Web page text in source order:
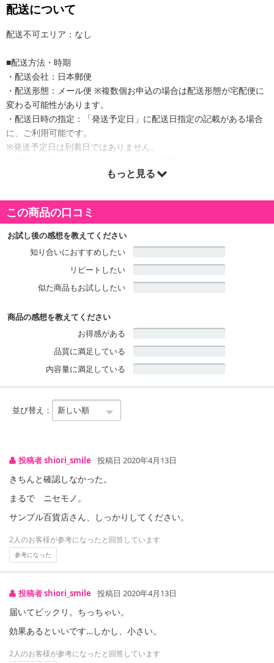
配送について
配送不可エリア：なし
■配送方法・時期
・配送会社：日本郵便
・配送形態：メール便 ※複数個お申込の場合は配送形態が宅配便に
変わる可能性があります。
・配送日時の指定：「発送予定日」に配送日指定の記載がある場合
に、ご利用可能です。
※発送予定日は到着日ではありません。
商品詳細
ヒト遺伝子組換のEGFがついに登場しました。
ヒト由来だから、驚きの実感。
年齢とともに気になるエイジングサインにぴったりの原液です。
驚きの収斂効果を実感してください。
・原材料/材質/素材：水、BG、ヒト遺伝子組換オリゴペプチド-1,ダ
イズ油、レシチン、グリセリン、エタノール
注意事項
商品到着時点でのお日持ち期間は、配送日数などにより異なります
のでご了承ください。
※お申込み後のキャンセルはお受けできません。
記載されている内容を必ずご確認いただき、お届けする商品セット
にご納得いただきましたうえでお申し込みください。
参考の掲載画像や画像内のバーコードなど、お届け商品と多少異な
る場合がございます。
また、[新たな加工食品の原料原産地表示制度]の経過措置期間の終
了により、商品詳細内に記載の原産国・原材料の表記が旧表記の場
あらかじめご了承いただいた上でお申込みください。なお、本理由
【お支払いについて】
※送料はお試し費用に含まれております。
もっと見る
この商品の口コミ
お試し後の感想を教えてください
知り合いにおすすめしたい
リピートしたい
似た商品もお試ししたい
商品の感想を教えてください
お得感がある
品質に満足している
内容量に満足している
並び替え：
投稿者 shiori_smile 投稿日 2020年4月13日
きちんと確認しなかった。
まるで ニセモノ。
サンプル百貨店さん、しっかりしてください。
2人のお客様が参考になったと回答しています
参考になった
投稿者 shiori_smile 投稿日 2020年4月13日
届いてビックリ。ちっちゃい。
効果あるといいです…しかし、小さい。
2人のお客様が参考になったと回答しています